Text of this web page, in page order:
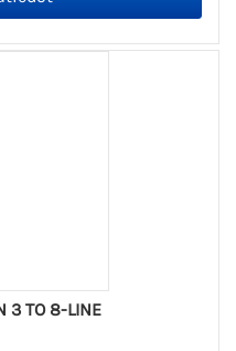
3 TO 8-LINE